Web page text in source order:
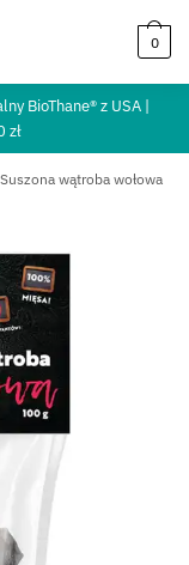
0
BioThane® z USA |
zł
wątroba wołowa